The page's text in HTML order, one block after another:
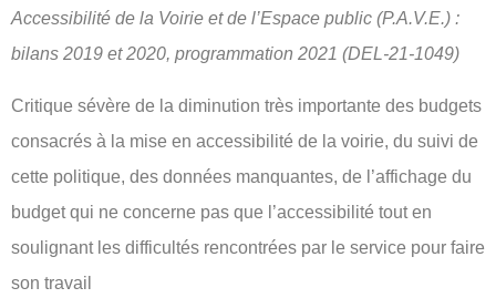
Accessibilité de la Voirie et de l’Espace public (P.A.V.E.) :
bilans 2019 et 2020, programmation 2021 (DEL-21-1049)
Critique sévère de la diminution très importante des budgets
consacrés à la mise en accessibilité de la voirie, du suivi de
cette politique, des données manquantes, de l’affichage du
budget qui ne concerne pas que l’accessibilité tout en
soulignant les difficultés rencontrées par le service pour faire
son travail